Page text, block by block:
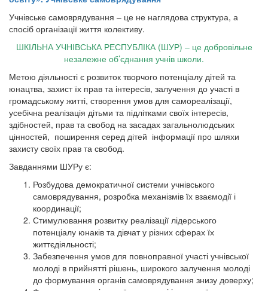
Учнівське самоврядування – це не наглядова структура, а
спосіб організації життя колективу.
ШКІЛЬНА УЧНІВСЬКА РЕСПУБЛІКА (ШУР) – це добровільне
незалежне об’єднання учнів школи.
Метою діяльності є розвиток творчого потенціалу дітей та
юнацтва, захист їх прав та інтересів, залучення до участі в
громадському житті, створення умов для самореалізації,
усебічна реалізація дітьми та підлітками своїх інтересів,
здібностей, прав та свобод на засадах загальнолюдських
цінностей, поширення серед дітей інформації про шляхи
захисту своїх прав та свобод.
Завданнями ШУРу є:
Розбудова демократичної системи учнівського
самоврядування, розробка механізмів їх взаємодії і
координації;
Стимулювання розвитку реалізації лідерського
потенціалу юнаків та дівчат у різних сферах їх
життєдіяльності;
Забезпечення умов для повноправної участі учнівської
молоді в прийнятті рішень, широкого залучення молоді
до формування органів самоврядування знизу доверху;